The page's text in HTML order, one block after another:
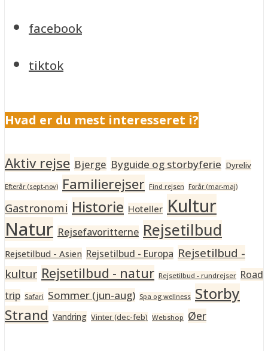
facebook
tiktok
Hvad er du mest interesseret i?
Aktiv rejse Bjerge Byguide og storbyferie Dyreliv
Efterår (sept-nov) Familierejser Find rejsen Forår (mar-maj)
Gastronomi Historie Hoteller Kultur
Natur Rejsefavoritterne Rejsetilbud
Rejsetilbud - Asien Rejsetilbud - Europa Rejsetilbud -
kultur Rejsetilbud - natur Rejsetilbud - rundrejser Road
trip Safari Sommer (jun-aug) Spa og wellness Storby
Strand Vandring Vinter (dec-feb) Webshop Øer